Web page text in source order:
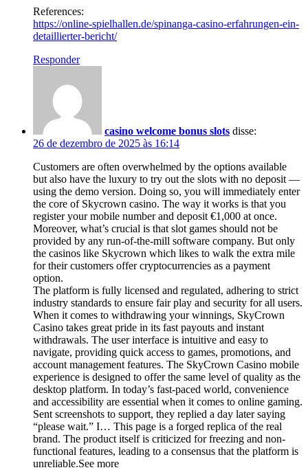
References:
https://online-spielhallen.de/spinanga-casino-erfahrungen-ein-
detaillierter-bericht/
Responder
casino welcome bonus slots disse:
26 de dezembro de 2025 às 16:14
Customers are often overwhelmed by the options available
but also have the luxury to try out the slots with no deposit —
using the demo version. Doing so, you will immediately enter
the core of Skycrown casino. The way it works is that you
register your mobile number and deposit €1,000 at once.
Moreover, what’s crucial is that slot games should not be
provided by any run-of-the-mill software company. But only
the casinos like Skycrown which likes to walk the extra mile
for their customers offer cryptocurrencies as a payment
option.
The platform is fully licensed and regulated, adhering to strict
industry standards to ensure fair play and security for all users.
When it comes to withdrawing your winnings, SkyCrown
Casino takes great pride in its fast payouts and instant
withdrawals. The user interface is intuitive and easy to
navigate, providing quick access to games, promotions, and
account management features. The SkyCrown Casino mobile
experience is designed to offer the same level of quality as the
desktop platform. In today’s fast-paced world, convenience
and accessibility are essential when it comes to online gaming.
Sent screenshots to support, they replied a day later saying
“please wait.” I… This page is a forged replica of the real
brand. The product itself is criticized for freezing and non-
functional features, leading to a consensus that the platform is
unreliable.See more